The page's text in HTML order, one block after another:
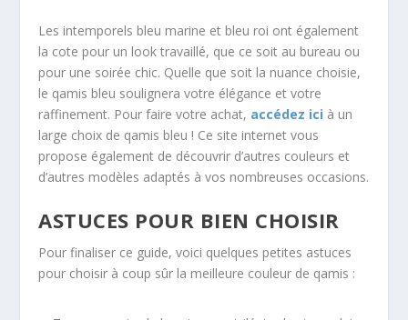
Les intemporels bleu marine et bleu roi ont également
la cote pour un look travaillé, que ce soit au bureau ou
pour une soirée chic. Quelle que soit la nuance choisie,
le qamis bleu soulignera votre élégance et votre
raffinement. Pour faire votre achat, accédez ici à un
large choix de qamis bleu ! Ce site internet vous
propose également de découvrir d’autres couleurs et
d’autres modèles adaptés à vos nombreuses occasions.
ASTUCES POUR BIEN CHOISIR
Pour finaliser ce guide, voici quelques petites astuces
pour choisir à coup sûr la meilleure couleur de qamis :